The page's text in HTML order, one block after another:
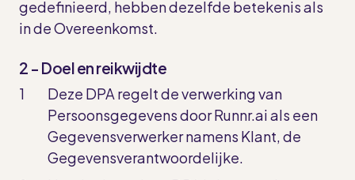
gedefinieerd, hebben dezelfde betekenis als
in de Overeenkomst.
2 - Doel en reikwijdte
Deze DPA regelt de verwerking van
Persoonsgegevens door Runnr.ai als een
Gegevensverwerker namens Klant, de
Gegevensverantwoordelijke.